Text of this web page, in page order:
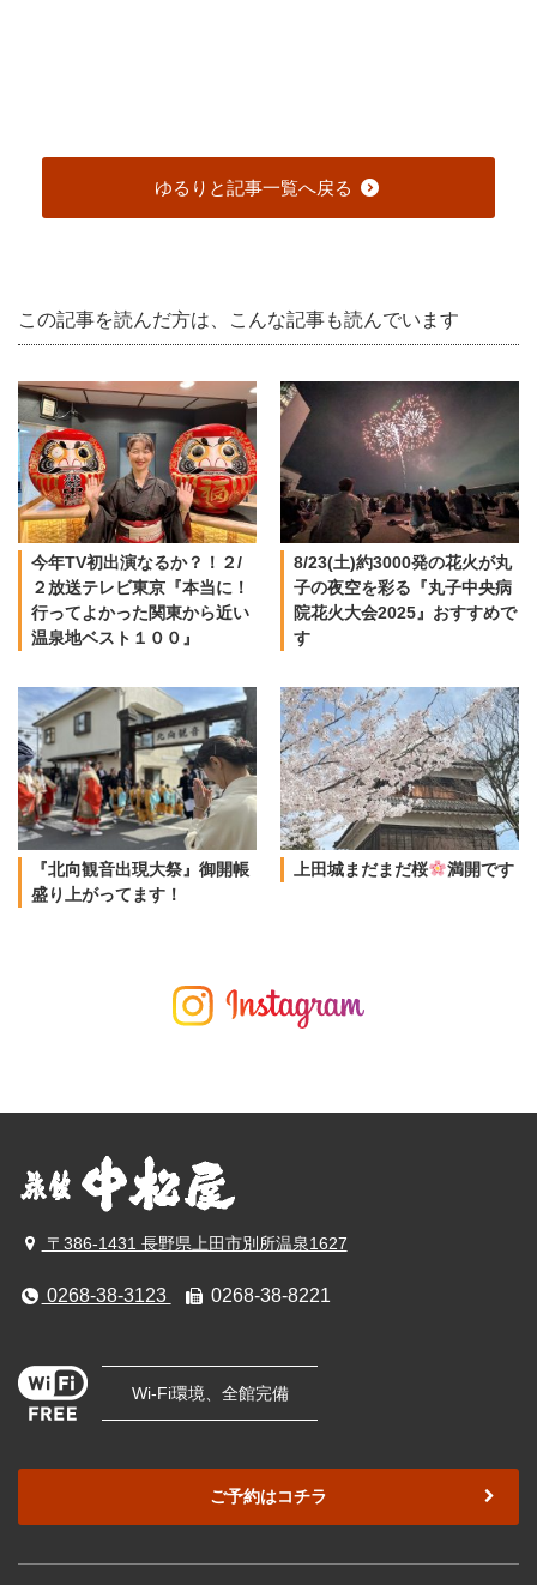
ゆるりと記事一覧へ戻る
この記事を読んだ方は、こんな記事も読んでいます
今年TV初出演なるか？！２/
２放送テレビ東京『本当に！
行ってよかった関東から近い
温泉地ベスト１００』
8/23(土)約3000発の花火が丸
子の夜空を彩る『丸子中央病
院花火大会2025』おすすめで
す
『北向観音出現大祭』御開帳
盛り上がってます！
上田城まだまだ桜 満開です
〒386-1431 長野県上田市別所温泉1627
0268-38-3123 0268-38-8221
Wi-Fi環境、全館完備
ご予約はコチラ